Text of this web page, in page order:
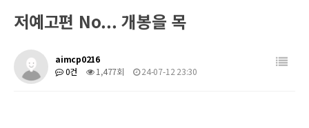
저예고편 No... 개봉을 목
aimcp0216
0건
1,477회 24-07-12 23:30